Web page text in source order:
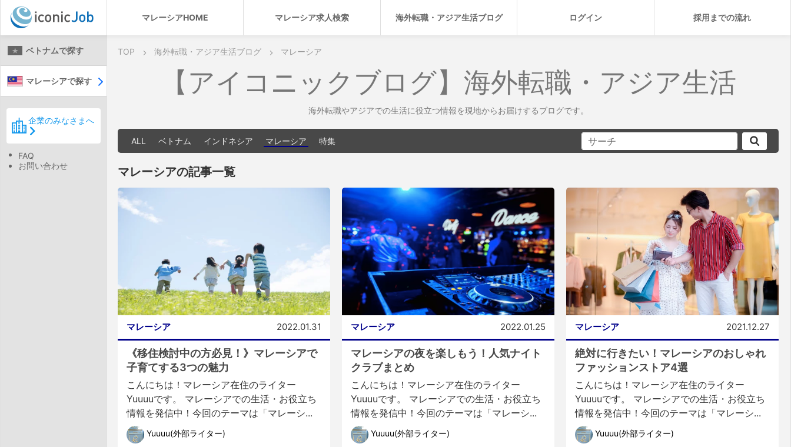
マレーシアHOME マレーシア求人検索 海外転職・アジア生活ブログ ログイン 採用までの流れ
ベトナムで探す
マレーシアで探す
企業のみなさまへ
FAQ
お問い合わせ
TOP 海外転職・アジア生活ブログ マレーシア
【アイコニックブログ】海外転職・アジア生活
海外転職やアジアでの生活に役立つ情報を現地からお届けするブログです。
ALL ベトナム インドネシア マレーシア 特集
マレーシアの記事一覧
マレーシア 2022.01.31
《移住検討中の方必見！》マレーシアで
子育てする3つの魅力
こんにちは！マレーシア在住のライター
Yuuuuです。 マレーシアでの生活・お役立ち
情報を発信中！今回のテーマは「マレーシ...
Yuuuu(外部ライター)
マレーシア 2022.01.25
マレーシアの夜を楽しもう！人気ナイト
クラブまとめ
こんにちは！マレーシア在住のライター
Yuuuuです。 マレーシアでの生活・お役立ち
情報を発信中！今回のテーマは「マレーシ...
Yuuuu(外部ライター)
マレーシア 2021.12.27
絶対に行きたい！マレーシアのおしゃれ
ファッションストア4選
こんにちは！マレーシア在住のライター
Yuuuuです。 マレーシアでの生活・お役立ち
情報を発信中！今回のテーマは「マレーシ...
Yuuuu(外部ライター)